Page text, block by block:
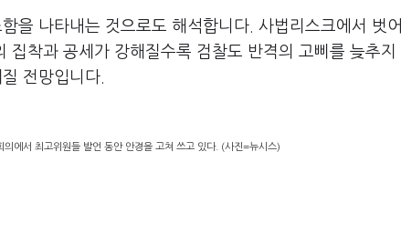
을 나타내는 것으로도 해석합니다. 사법리스크에서 벗어
착과 공세가 강해질수록 검찰도 반격의 고삐를 늦추지
전망입니다.
에서 최고위원들 발언 동안 안경을 고쳐 쓰고 있다. (사진=뉴시스)